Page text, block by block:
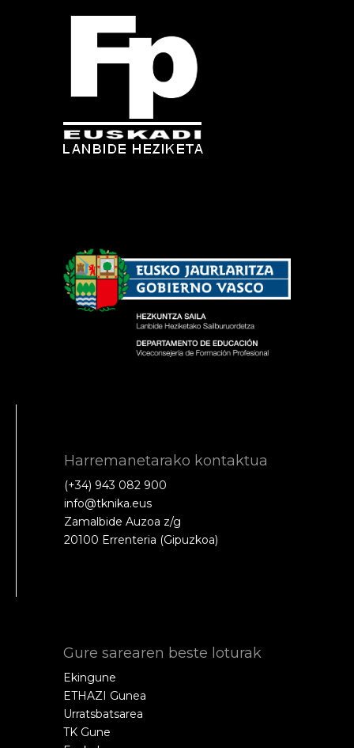
Harremanetarako kontaktua
(+34) 943 082 900
info@tknika.eus
Zamalbide Auzoa z/g
20100 Errenteria (Gipuzkoa)
Gure sarearen beste loturak
Ekingune
ETHAZI Gunea
Urratsbatsarea
TK Gune